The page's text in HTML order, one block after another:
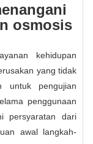
osmosis
kehidupan
yang tidak
untuk pengujian
penggunaan
persyaratan dari
awal langkah-